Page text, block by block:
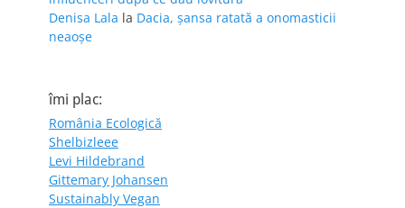
Denisa Lala la Dacia, șansa ratată a onomasticii
neaoșe
îmi plac:
România Ecologică
Shelbizleee
Levi Hildebrand
Gittemary Johansen
Sustainably Vegan